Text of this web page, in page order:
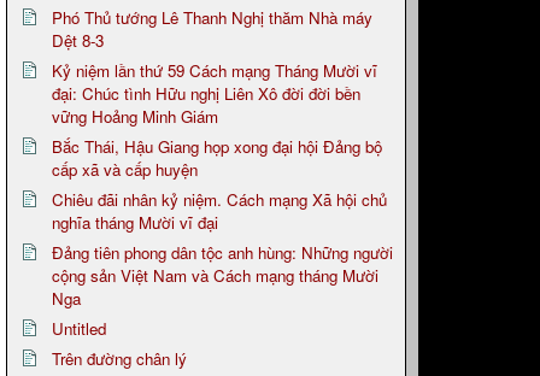
Phó Thủ tướng Lê Thanh Nghị thăm Nhà máy
Dệt 8-3
Kỷ niệm lần thứ 59 Cách mạng Tháng Mười vĩ
đại: Chúc tình Hữu nghị Liên Xô đời đời bền
vững Hoảng Minh Giám
Bắc Thái, Hậu Giang họp xong đại hội Đảng bộ
cấp xã và cấp huyện
Chiêu đãi nhân kỷ niệm. Cách mạng Xã hội chủ
nghĩa tháng Mười vĩ đại
Đảng tiên phong dân tộc anh hùng: Những người
cộng sản Việt Nam và Cách mạng tháng Mười
Nga
Untitled
Trên đường chân lý